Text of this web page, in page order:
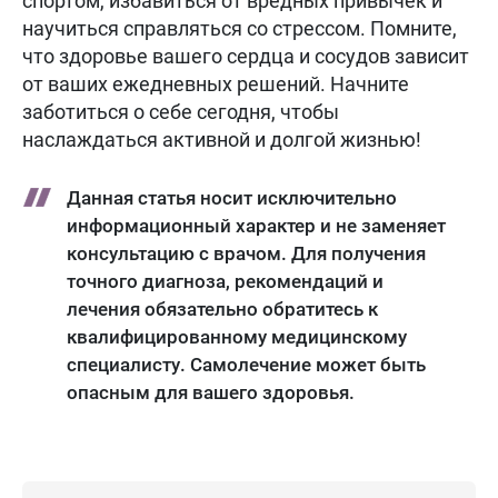
научиться справляться со стрессом. Помните,
что здоровье вашего сердца и сосудов зависит
от ваших ежедневных решений. Начните
заботиться о себе сегодня, чтобы
наслаждаться активной и долгой жизнью!
Данная статья носит исключительно
информационный характер и не заменяет
консультацию с врачом. Для получения
точного диагноза, рекомендаций и
лечения обязательно обратитесь к
квалифицированному медицинскому
специалисту. Самолечение может быть
опасным для вашего здоровья.